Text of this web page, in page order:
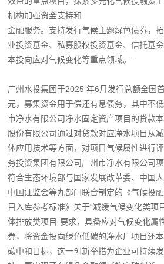
机构加强资金支持和
金融服务。支持发行气候主题绿色债券，
业投资基金、私募股权投资基金、信托基
本投向应对气候变化等重点领域。”
广州水投集团于2025 年6月发行总额全国
元，募集资金用于偿还有息债务，其中不
市净水有限公司净水固定资产项目的贷款
股份有限公司通过对贷款对应净水项目从
体应用技术等方面，对项目气候属性进行
务投资集团有限公司广州市净水有限公司
符合生态环境部与国家发展改革委、中国
中国证监会等九部门联合制定的《气候投
目入库参考标准》关于“减缓气候变化类项
体排放类项目”要求，具备应对气候变化属
券，将资金投向绿色低碳的净水厂项目还
碳中和目标，这一创新举措为企业可持续